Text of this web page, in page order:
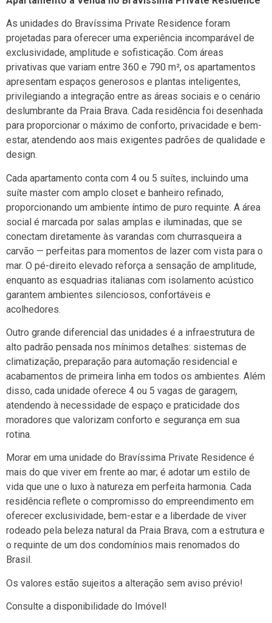
As unidades do Bravíssima Private Residence foram
projetadas para oferecer uma experiência incomparável de
exclusividade, amplitude e sofisticação. Com áreas
privativas que variam entre 360 e 790 m², os apartamentos
apresentam espaços generosos e plantas inteligentes,
privilegiando a integração entre as áreas sociais e o cenário
deslumbrante da Praia Brava. Cada residência foi desenhada
para proporcionar o máximo de conforto, privacidade e bem-
estar, atendendo aos mais exigentes padrões de qualidade e
design.
Cada apartamento conta com 4 ou 5 suítes, incluindo uma
suíte master com amplo closet e banheiro refinado,
proporcionando um ambiente íntimo de puro requinte. A área
social é marcada por salas amplas e iluminadas, que se
conectam diretamente às varandas com churrasqueira a
carvão — perfeitas para momentos de lazer com vista para o
mar. O pé-direito elevado reforça a sensação de amplitude,
enquanto as esquadrias italianas com isolamento acústico
garantem ambientes silenciosos, confortáveis e
acolhedores.
Outro grande diferencial das unidades é a infraestrutura de
alto padrão pensada nos mínimos detalhes: sistemas de
climatização, preparação para automação residencial e
acabamentos de primeira linha em todos os ambientes. Além
disso, cada unidade oferece 4 ou 5 vagas de garagem,
atendendo à necessidade de espaço e praticidade dos
moradores que valorizam conforto e segurança em sua
rotina.
Morar em uma unidade do Bravíssima Private Residence é
mais do que viver em frente ao mar; é adotar um estilo de
vida que une o luxo à natureza em perfeita harmonia. Cada
residência reflete o compromisso do empreendimento em
oferecer exclusividade, bem-estar e a liberdade de viver
rodeado pela beleza natural da Praia Brava, com a estrutura e
o requinte de um dos condomínios mais renomados do
Brasil.
Os valores estão sujeitos a alteração sem aviso prévio!
Consulte a disponibilidade do Imóvel!